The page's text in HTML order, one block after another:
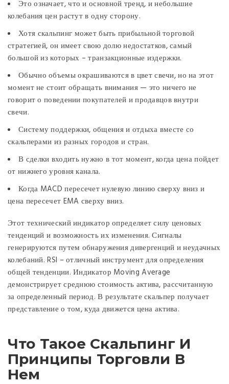
Это означает, что и основной тренд, и небольшие
колебания цен растут в одну сторону.
Хотя скальпинг может быть прибыльной торговой
стратегией, он имеет свою долю недостатков, самый
большой из которых – транзакционные издержки.
Обычно объемы окрашиваются в цвет свечи, но на этот
момент не стоит обращать внимания — это ничего не
говорит о поведении покупателей и продавцов внутри
свечи.
Систему поддержки, общения и отдыха вместе со
скальперами из разных городов и стран.
В сделки входить нужно в тот момент, когда цена пойдет
от нижнего уровня канала.
Когда MACD пересечет нулевую линию сверху вниз и
цена пересечет EMA сверху вниз.
Этот технический индикатор определяет силу ценовых
тенденций и возможность их изменения. Сигналы
генерируются путем обнаружения дивергенций и неудачных
колебаний. RSI – отличный инструмент для определения
общей тенденции. Индикатор Moving Average
демонстрирует среднюю стоимость актива, рассчитанную
за определенный период. В результате скальпер получает
представление о том, куда движется цена актива.
Что Такое Скальпинг И
Принципы Торговли В
Нем